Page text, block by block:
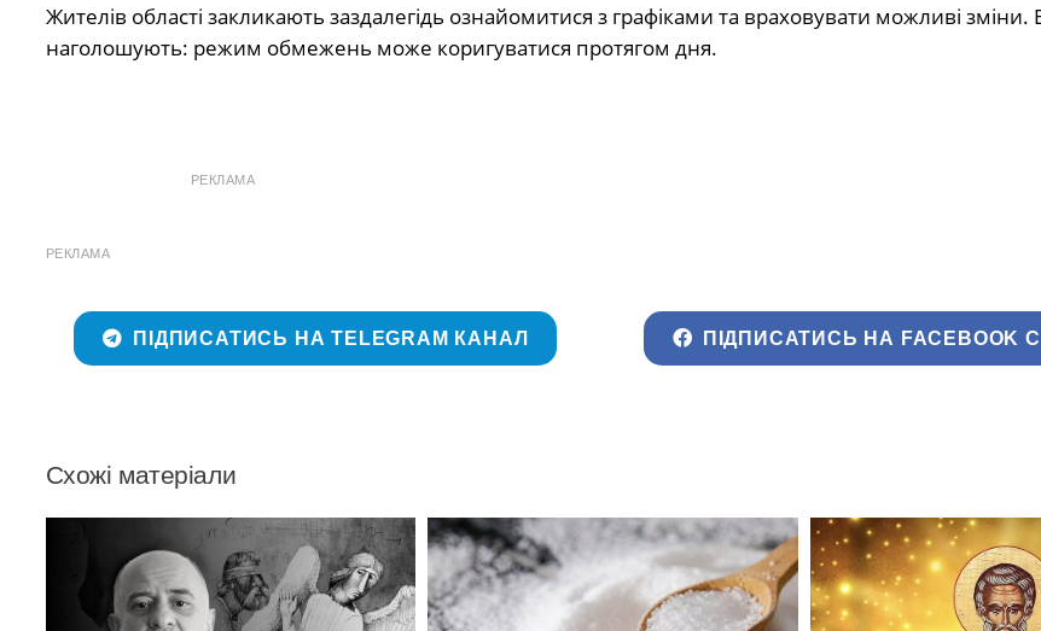
Жителів області закликають заздалегідь ознайомитися з графіками та враховувати можливі зміни.
наголошують: режим обмежень може коригуватися протягом дня.
РЕКЛАМА
РЕКЛАМА
ПІДПИСАТИСЬ НА TELEGRAM КАНАЛ ПІДПИСАТИСЬ НА FACEBOOK
Схожі матеріали